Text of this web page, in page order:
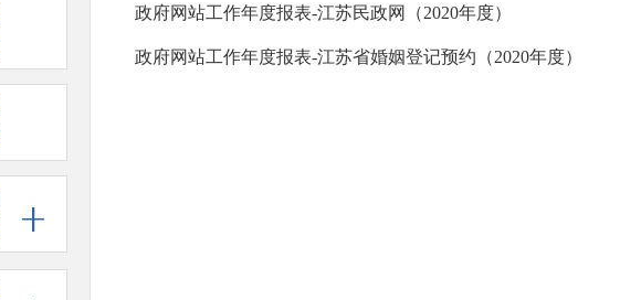
政府网站工作年度报表-江苏民政网（2020年度）
政府网站工作年度报表-江苏省婚姻登记预约（2020年度）